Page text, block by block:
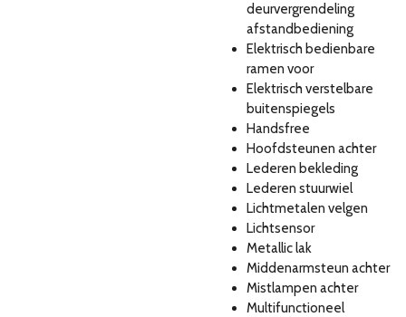
deurvergrendeling
afstandbediening
Elektrisch bedienbare
ramen voor
Elektrisch verstelbare
buitenspiegels
Handsfree
Hoofdsteunen achter
Lederen bekleding
Lederen stuurwiel
Lichtmetalen velgen
Lichtsensor
Metallic lak
Middenarmsteun achter
Mistlampen achter
Multifunctioneel